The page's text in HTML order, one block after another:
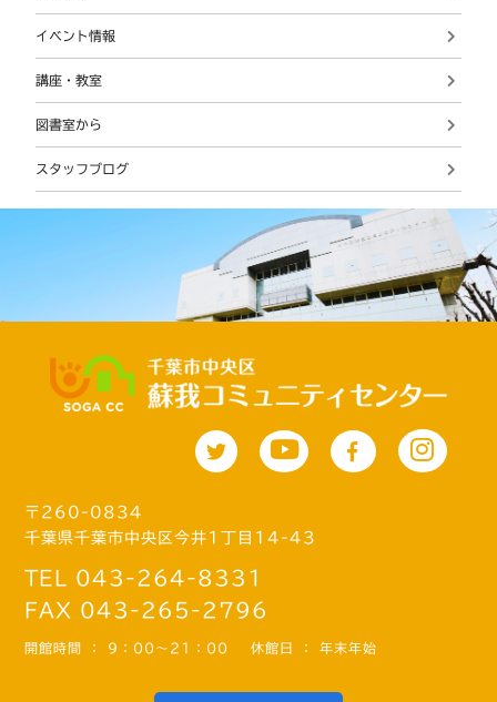
イベント情報
講座・教室
図書室から
スタッフブログ
〒260-0834
千葉県千葉市中央区今井1丁目14-43
TEL 043-264-8331
FAX 043-265-2796
開館時間 ： 9：00～21：00 休館日 ： 年末年始